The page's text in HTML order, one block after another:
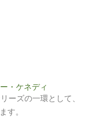
・ケネディ
ズの一環として、
す。